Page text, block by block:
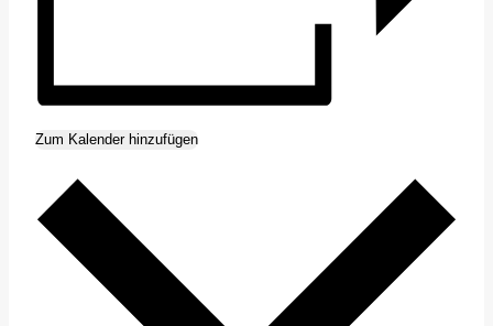
Zum Kalender hinzufügen